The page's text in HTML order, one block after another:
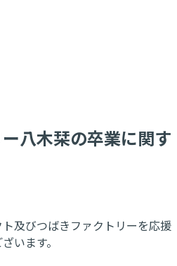
八木栞の卒業に関す
及びつばきファクトリーを応援
います。